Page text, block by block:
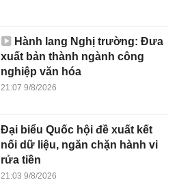
Hành lang Nghị trường: Đưa
xuất bản thành ngành công
nghiệp văn hóa
21:07 9/8/2026
Đại biểu Quốc hội đề xuất kết
nối dữ liệu, ngăn chặn hành vi
rửa tiền
21:03 9/8/2026